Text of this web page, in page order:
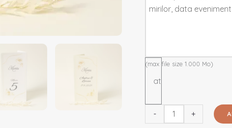
sau
atașează
(max file size 1.000 Mo)
- +